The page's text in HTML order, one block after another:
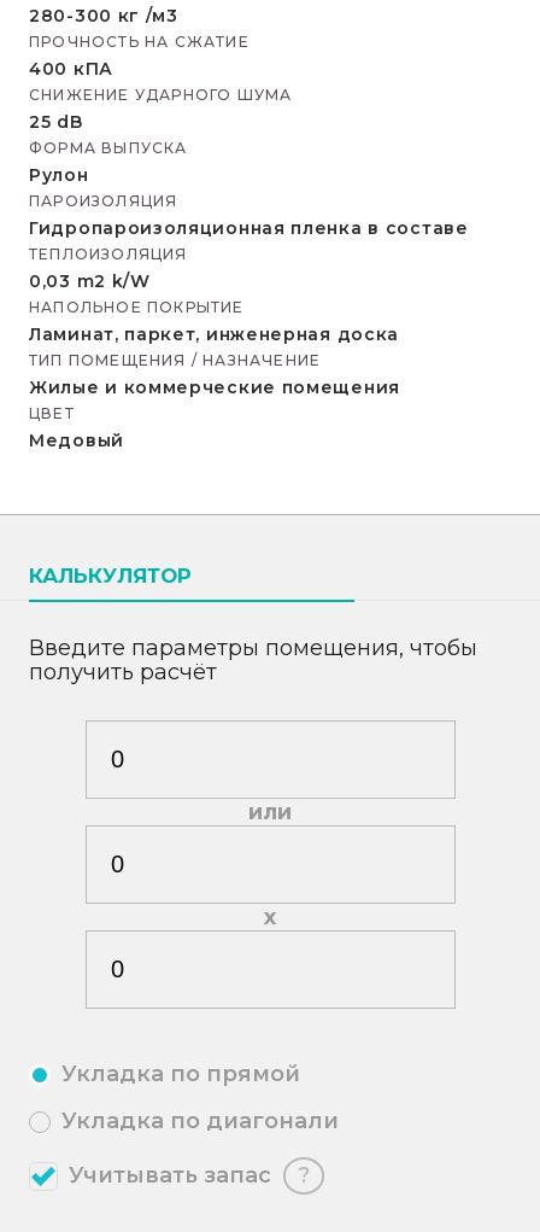
280-300 кг /м3
ПРОЧНОСТЬ НА СЖАТИЕ
400 кПА
СНИЖЕНИЕ УДАРНОГО ШУМА
25 dB
ФОРМА ВЫПУСКА
Рулон
ПАРОИЗОЛЯЦИЯ
Гидропароизоляционная пленка в составе
ТЕПЛОИЗОЛЯЦИЯ
0,03 m2 k/W
НАПОЛЬНОЕ ПОКРЫТИЕ
Ламинат, паркет, инженерная доска
ТИП ПОМЕЩЕНИЯ / НАЗНАЧЕНИЕ
Жилые и коммерческие помещения
ЦВЕТ
Медовый
КАЛЬКУЛЯТОР
Введите параметры помещения, чтобы
получить расчёт
или
х
Укладка по прямой
Укладка по диагонали
Учитывать запас ?